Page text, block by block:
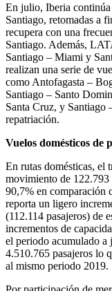
En julio, Iberia
Santiago, retomadas a
recupera con una
Santiago. Además,
Santiago – Miami y
realizan una serie de
como Antofagasta –
Santiago – Santo
Santa Cruz, y Santiago
repatriación.
Vuelos domésticos de
En rutas domésticas, el
movimiento de 122.793
90,7% en comparación
reporta un ligero
(112.114 pasajeros) de
incrementos de
el periodo acumulado
4.510.765 pasajeros lo
al mismo periodo 2019.